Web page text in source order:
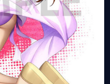
อนิเมะ
ตารางออกอากาศอนิ
เมะ (คืนนี้)
ตารางออกอากาศอนิ
เมะ